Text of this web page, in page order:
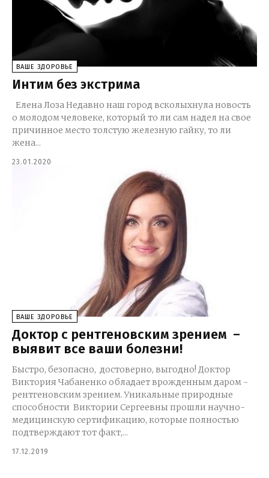
ВАШЕ ЗДОРОВЬЕ
Интим без экстрима
о молодом человеке, который то ли сам надел на свое
причинное место толстую железную гайку, то ли
жена...
23.01.2020
ВАШЕ ЗДОРОВЬЕ
Доктор с рентгеновским зрением –
выявит все ваши болезни!
Быстро, безопасно, достоверно, выгодно! Доктор
Виктория Чабаненко обладает врожденным даром -
рентгеновским зрением. Уникальные природные
способности Виктории Сергеевны прошли научно-
медицинскую сертификацию, которые полностью
подтверждают тот факт,...
17.12.2019